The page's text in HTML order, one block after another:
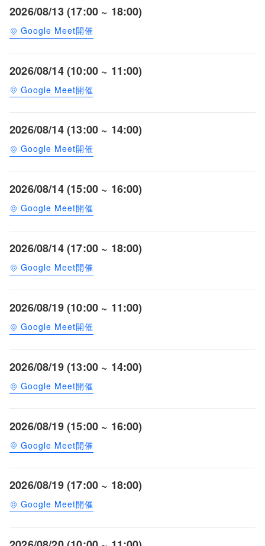
2026/08/13 (17:00 ~ 18:00)
Google Meet開催
2026/08/14 (10:00 ~ 11:00)
Google Meet開催
2026/08/14 (13:00 ~ 14:00)
Google Meet開催
2026/08/14 (15:00 ~ 16:00)
Google Meet開催
2026/08/14 (17:00 ~ 18:00)
Google Meet開催
2026/08/19 (10:00 ~ 11:00)
Google Meet開催
2026/08/19 (13:00 ~ 14:00)
Google Meet開催
2026/08/19 (15:00 ~ 16:00)
Google Meet開催
2026/08/19 (17:00 ~ 18:00)
Google Meet開催